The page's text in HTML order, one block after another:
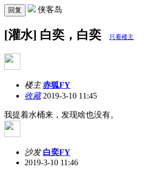
回复 侠客岛
[灌水] 白奕，白奕 只看楼主
楼主 赤狐FY
收藏2019-3-10 11:45
我提着水桶来，发现啥也没有。
沙发 白奕FY
2019-3-10 11:46